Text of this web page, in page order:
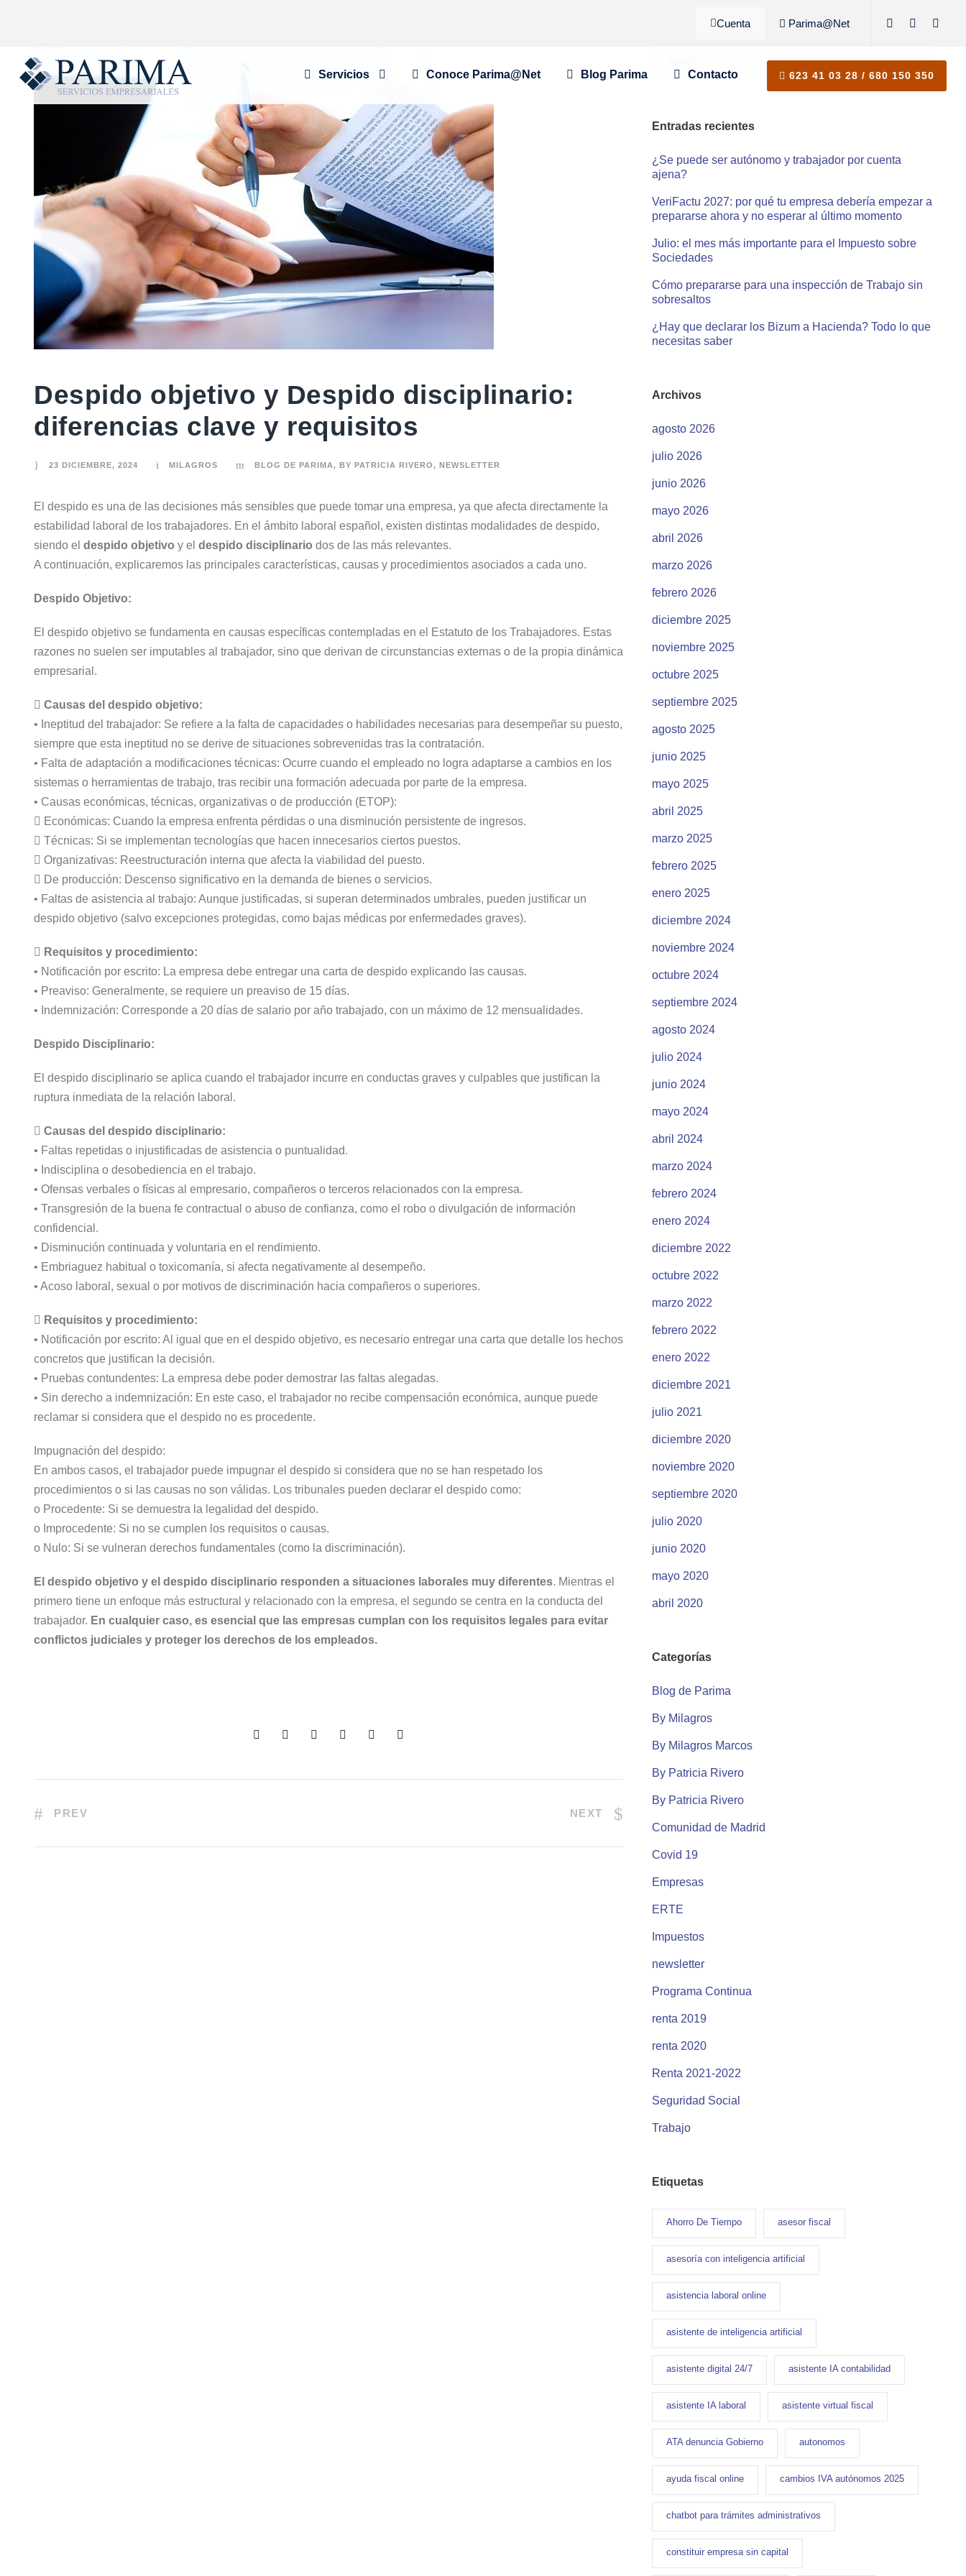
Cuenta Parima@Net
Servicios Conoce Parima@Net Blog Parima Contacto 623 41 03 28 / 680 150 350
Despido objetivo y Despido disciplinario:
diferencias clave y requisitos
23 DICIEMBRE, 2024 MILAGROS BLOG DE PARIMA, BY PATRICIA RIVERO, NEWSLETTER
El despido es una de las decisiones más sensibles que puede tomar una empresa, ya que afecta directamente la
estabilidad laboral de los trabajadores. En el ámbito laboral español, existen distintas modalidades de despido,
siendo el despido objetivo y el despido disciplinario dos de las más relevantes.
A continuación, explicaremos las principales características, causas y procedimientos asociados a cada uno.
Despido Objetivo:
El despido objetivo se fundamenta en causas específicas contempladas en el Estatuto de los Trabajadores. Estas
razones no suelen ser imputables al trabajador, sino que derivan de circunstancias externas o de la propia dinámica
empresarial.
 Causas del despido objetivo:
• Ineptitud del trabajador: Se refiere a la falta de capacidades o habilidades necesarias para desempeñar su puesto,
siempre que esta ineptitud no se derive de situaciones sobrevenidas tras la contratación.
• Falta de adaptación a modificaciones técnicas: Ocurre cuando el empleado no logra adaptarse a cambios en los
sistemas o herramientas de trabajo, tras recibir una formación adecuada por parte de la empresa.
• Causas económicas, técnicas, organizativas o de producción (ETOP):
 Económicas: Cuando la empresa enfrenta pérdidas o una disminución persistente de ingresos.
 Técnicas: Si se implementan tecnologías que hacen innecesarios ciertos puestos.
 Organizativas: Reestructuración interna que afecta la viabilidad del puesto.
 De producción: Descenso significativo en la demanda de bienes o servicios.
• Faltas de asistencia al trabajo: Aunque justificadas, si superan determinados umbrales, pueden justificar un
despido objetivo (salvo excepciones protegidas, como bajas médicas por enfermedades graves).
 Requisitos y procedimiento:
• Notificación por escrito: La empresa debe entregar una carta de despido explicando las causas.
• Preaviso: Generalmente, se requiere un preaviso de 15 días.
• Indemnización: Corresponde a 20 días de salario por año trabajado, con un máximo de 12 mensualidades.
Despido Disciplinario:
El despido disciplinario se aplica cuando el trabajador incurre en conductas graves y culpables que justifican la
ruptura inmediata de la relación laboral.
 Causas del despido disciplinario:
• Faltas repetidas o injustificadas de asistencia o puntualidad.
• Indisciplina o desobediencia en el trabajo.
• Ofensas verbales o físicas al empresario, compañeros o terceros relacionados con la empresa.
• Transgresión de la buena fe contractual o abuso de confianza, como el robo o divulgación de información
confidencial.
• Disminución continuada y voluntaria en el rendimiento.
• Embriaguez habitual o toxicomanía, si afecta negativamente al desempeño.
• Acoso laboral, sexual o por motivos de discriminación hacia compañeros o superiores.
 Requisitos y procedimiento:
• Notificación por escrito: Al igual que en el despido objetivo, es necesario entregar una carta que detalle los hechos
concretos que justifican la decisión.
• Pruebas contundentes: La empresa debe poder demostrar las faltas alegadas.
• Sin derecho a indemnización: En este caso, el trabajador no recibe compensación económica, aunque puede
reclamar si considera que el despido no es procedente.
Impugnación del despido:
En ambos casos, el trabajador puede impugnar el despido si considera que no se han respetado los
procedimientos o si las causas no son válidas. Los tribunales pueden declarar el despido como:
o Procedente: Si se demuestra la legalidad del despido.
o Improcedente: Si no se cumplen los requisitos o causas.
o Nulo: Si se vulneran derechos fundamentales (como la discriminación).
El despido objetivo y el despido disciplinario responden a situaciones laborales muy diferentes. Mientras el
primero tiene un enfoque más estructural y relacionado con la empresa, el segundo se centra en la conducta del
trabajador. En cualquier caso, es esencial que las empresas cumplan con los requisitos legales para evitar
conflictos judiciales y proteger los derechos de los empleados.
PREV NEXT
Entradas recientes
¿Se puede ser autónomo y trabajador por cuenta
ajena?
VeriFactu 2027: por qué tu empresa debería empezar a
prepararse ahora y no esperar al último momento
Julio: el mes más importante para el Impuesto sobre
Sociedades
Cómo prepararse para una inspección de Trabajo sin
sobresaltos
¿Hay que declarar los Bizum a Hacienda? Todo lo que
necesitas saber
Archivos
agosto 2026
julio 2026
junio 2026
mayo 2026
abril 2026
marzo 2026
febrero 2026
diciembre 2025
noviembre 2025
octubre 2025
septiembre 2025
agosto 2025
junio 2025
mayo 2025
abril 2025
marzo 2025
febrero 2025
enero 2025
diciembre 2024
noviembre 2024
octubre 2024
septiembre 2024
agosto 2024
julio 2024
junio 2024
mayo 2024
abril 2024
marzo 2024
febrero 2024
enero 2024
diciembre 2022
octubre 2022
marzo 2022
febrero 2022
enero 2022
diciembre 2021
julio 2021
diciembre 2020
noviembre 2020
septiembre 2020
julio 2020
junio 2020
mayo 2020
abril 2020
Categorías
Blog de Parima
By Milagros
By Milagros Marcos
By Patricia Rivero
By Patricia Rivero
Comunidad de Madrid
Covid 19
Empresas
ERTE
Impuestos
newsletter
Programa Continua
renta 2019
renta 2020
Renta 2021-2022
Seguridad Social
Trabajo
Etiquetas
Ahorro De Tiempo asesor fiscal
asesoría con inteligencia artificial
asistencia laboral online
asistente de inteligencia artificial
asistente digital 24/7 asistente IA contabilidad
asistente IA laboral asistente virtual fiscal
ATA denuncia Gobierno autonomos
ayuda fiscal online cambios IVA autónomos 2025
chatbot para trámites administrativos
constituir empresa sin capital